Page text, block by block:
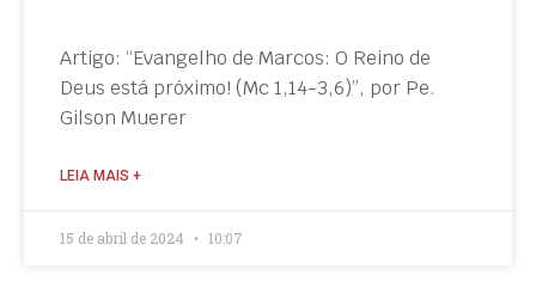
Artigo: “Evangelho de Marcos: O Reino de
Deus está próximo! (Mc 1,14-3,6)”, por Pe.
Gilson Muerer
LEIA MAIS +
15 de abril de 2024 10:07